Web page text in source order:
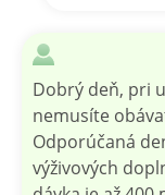
Dobrý deň, pri
nemusíte
Odporúčaná
výživových